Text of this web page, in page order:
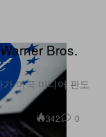
Bros.
가 미국 미디어 판도
342 0